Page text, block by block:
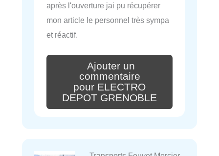
après l'ouverture jai pu récupérer
mon article le personnel très sympa
et réactif.
Ajouter un
commentaire
pour ELECTRO
DEPOT GRENOBLE